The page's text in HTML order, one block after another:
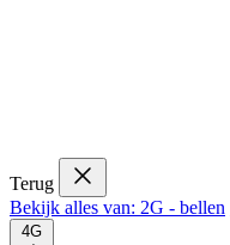
Terug
Bekijk alles van: 2G - bellen
4G